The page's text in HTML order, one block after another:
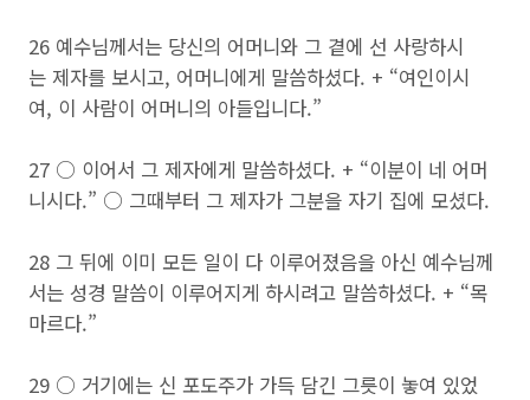
26 예수님께서는 당신의 어머니와 그 곁에 선 사랑하시
는 제자를 보시고, 어머니에게 말씀하셨다. + “여인이시
여, 이 사람이 어머니의 아들입니다.”
27 ○ 이어서 그 제자에게 말씀하셨다. + “이분이 네 어머
니시다.” ○ 그때부터 그 제자가 그분을 자기 집에 모셨다.
28 그 뒤에 이미 모든 일이 다 이루어졌음을 아신 예수님께
서는 성경 말씀이 이루어지게 하시려고 말씀하셨다. + “목
마르다.”
29 ○ 거기에는 신 포도주가 가득 담긴 그릇이 놓여 있었